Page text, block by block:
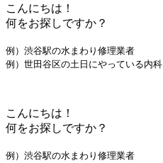
こんにちは！
何をお探しですか？
例）渋谷駅の水まわり修理業者
例）世田谷区の土日にやっている内科
こんにちは！
何をお探しですか？
例）渋谷駅の水まわり修理業者